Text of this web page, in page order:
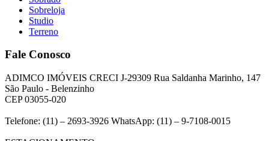
Sobreloja
Studio
Terreno
Fale Conosco
ADIMCO IMÓVEIS CRECI J-29309 Rua Saldanha Marinho, 147
São Paulo - Belenzinho
CEP 03055-020
Telefone: (11) – 2693-3926 WhatsApp: (11) – 9-7108-0015